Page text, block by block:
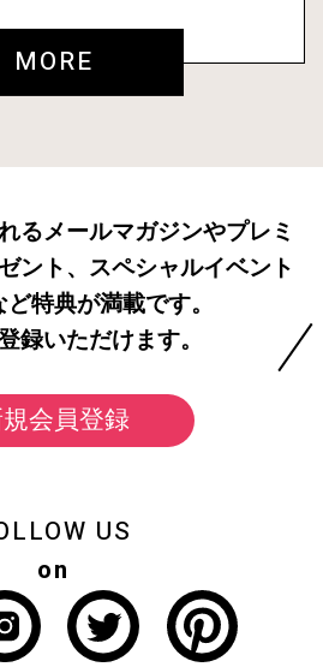
MORE
るメールマガジンやプレミ
ント、スペシャルイベント
特典が満載です。
録いただけます。
会員登録
US
on